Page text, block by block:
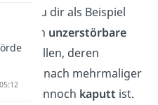
du dir als Beispiel
unzerstörbare
vorstellen, deren
nach mehrmaliger
dennoch kaputt ist.